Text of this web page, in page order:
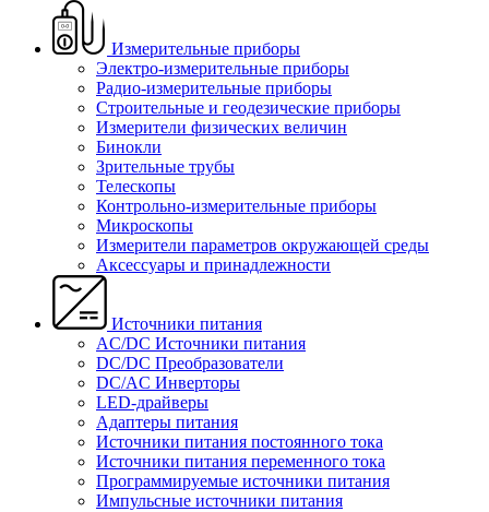
Измерительные приборы
Электро-измерительные приборы
Радио-измерительные приборы
Строительные и геодезические приборы
Измерители физических величин
Бинокли
Зрительные трубы
Телескопы
Контрольно-измерительные приборы
Микроскопы
Измерители параметров окружающей среды
Аксессуары и принадлежности
Источники питания
AC/DC Источники питания
DC/DC Преобразователи
DC/AC Инверторы
LED-драйверы
Адаптеры питания
Источники питания постоянного тока
Источники питания переменного тока
Программируемые источники питания
Импульсные источники питания